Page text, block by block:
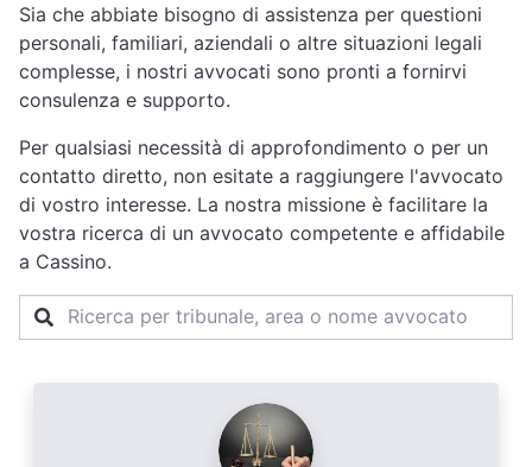
Sia che abbiate bisogno di assistenza per questioni
personali, familiari, aziendali o altre situazioni legali
complesse, i nostri avvocati sono pronti a fornirvi
consulenza e supporto.
Per qualsiasi necessità di approfondimento o per un
contatto diretto, non esitate a raggiungere l'avvocato
di vostro interesse. La nostra missione è facilitare la
vostra ricerca di un avvocato competente e affidabile
a Cassino.